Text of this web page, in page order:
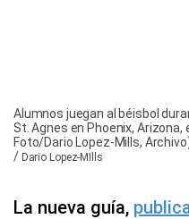
Alumnos juegan al béisbol
St. Agnes en Phoenix, Arizona,
Foto/Dario Lopez-Mills,
/ Dario Lopez-MIlls
La nueva guía,